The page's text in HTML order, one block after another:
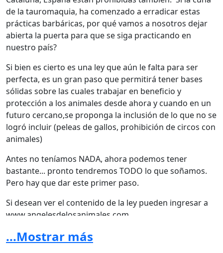
de la tauromaquia, ha comenzado a erradicar estas
prácticas barbáricas, por qué vamos a nosotros dejar
abierta la puerta para que se siga practicando en
nuestro país?
Si bien es cierto es una ley que aún le falta para ser
perfecta, es un gran paso que permitirá tener bases
sólidas sobre las cuales trabajar en beneficio y
protección a los animales desde ahora y cuando en un
futuro cercano,se proponga la inclusión de lo que no se
logró incluir (peleas de gallos, prohibición de circos con
animales)
Antes no teníamos NADA, ahora podemos tener
bastante... pronto tendremos TODO lo que soñamos.
Pero hay que dar este primer paso.
Si desean ver el contenido de la ley pueden ingresar a
www.angelesdelosanimales.com
Debemos unirnos a la campaña de solicitud de firma al
Presidente que se está dando en twitter. Pueden seguir
...Mostrar más